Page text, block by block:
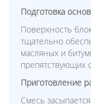
Подготовка
Поверхность
тщательно
масляных и
препятствующих
Приготовление
Смесь